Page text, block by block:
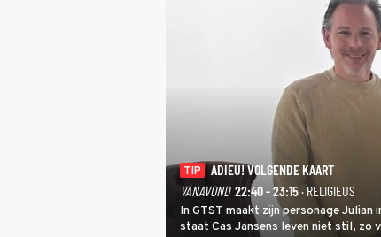
TIP
ADIEU! VOLGENDE KAART
VANAVOND 22:40 - 23:15· RELIGIEUS
In GTST maakt zijn personage Julian
staat Cas Jansens leven niet stil, zo